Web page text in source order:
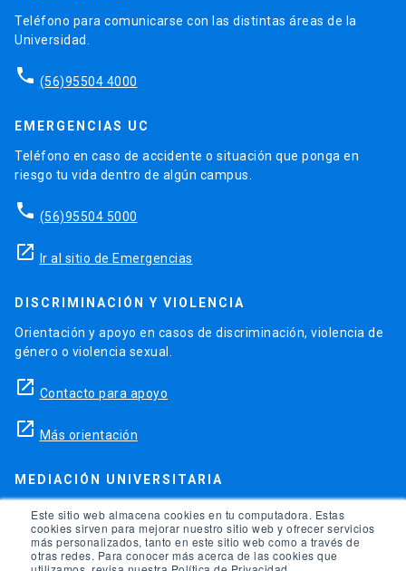
Este sitio web almacena cookies en tu computadora. Estas
cookies sirven para mejorar nuestro sitio web y ofrecer servicios
más personalizados, tanto en este sitio web como a través de
otras redes. Para conocer más acerca de las cookies que
Teléfono para comunicarse con las distintas áreas de la
Universidad.
phone (56)95504 4000
EMERGENCIAS UC
Teléfono en caso de accidente o situación que ponga en
riesgo tu vida dentro de algún campus.
phone (56)95504 5000
launch Ir al sitio de Emergencias
DISCRIMINACIÓN Y VIOLENCIA
Orientación y apoyo en casos de discriminación, violencia de
género o violencia sexual.
launch Contacto para apoyo
launch Más orientación
MEDIACIÓN UNIVERSITARIA
Teléfonos para orientación y consejo si se ha vulnerado
alguno de tus derechos en la universidad.
phone